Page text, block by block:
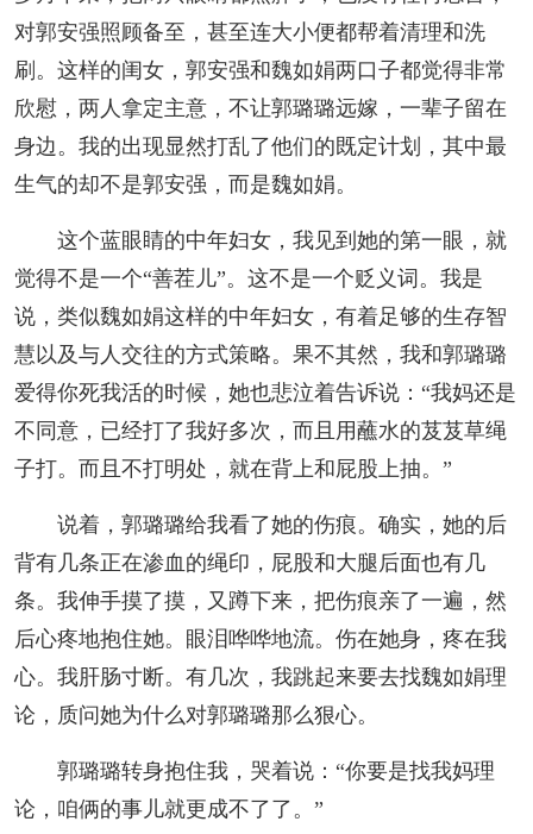
对郭安强照顾备至，甚至连大小便都帮着清理和洗
刷。这样的闺女，郭安强和魏如娟两口子都觉得非常
欣慰，两人拿定主意，不让郭璐璐远嫁，一辈子留在
身边。我的出现显然打乱了他们的既定计划，其中最
生气的却不是郭安强，而是魏如娟。
这个蓝眼睛的中年妇女，我见到她的第一眼，就
觉得不是一个“善茬儿”。这不是一个贬义词。我是
说，类似魏如娟这样的中年妇女，有着足够的生存智
慧以及与人交往的方式策略。果不其然，我和郭璐璐
爱得你死我活的时候，她也悲泣着告诉说：“我妈还是
不同意，已经打了我好多次，而且用蘸水的芨芨草绳
子打。而且不打明处，就在背上和屁股上抽。”
说着，郭璐璐给我看了她的伤痕。确实，她的后
背有几条正在渗血的绳印，屁股和大腿后面也有几
条。我伸手摸了摸，又蹲下来，把伤痕亲了一遍，然
后心疼地抱住她。眼泪哗哗地流。伤在她身，疼在我
心。我肝肠寸断。有几次，我跳起来要去找魏如娟理
论，质问她为什么对郭璐璐那么狠心。
郭璐璐转身抱住我，哭着说：“你要是找我妈理
论，咱俩的事儿就更成不了了。”